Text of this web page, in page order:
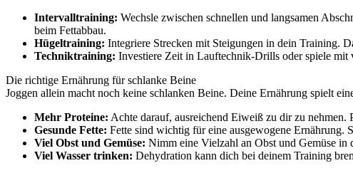
Intervalltraining: Wechsle zwischen schnellen und langsamen
beim Fettabbau.
Hügeltraining: Integriere Strecken mit Steigungen in dein Training.
Techniktraining: Investiere Zeit in Lauftechnik-Drills oder spiele
Die richtige Ernährung für schlanke Beine
Joggen allein macht noch keine schlanken Beine. Deine Ernährung spielt
Mehr Proteine: Achte darauf, ausreichend Eiweiß zu dir zu
Gesunde Fette: Fette sind wichtig für eine ausgewogene Ernährung.
Viel Obst und Gemüse: Nimm eine Vielzahl an Obst und Gemüse
Viel Wasser trinken: Dehydration kann dich bei deinem Training